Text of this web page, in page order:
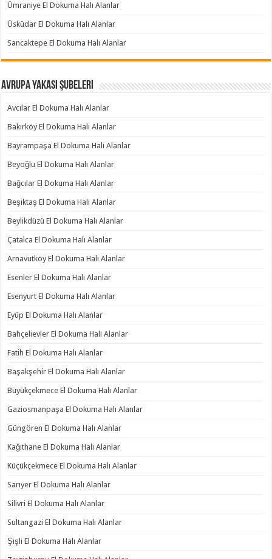
Ümraniye El Dokuma Halı Alanlar
Üsküdar El Dokuma Halı Alanlar
Sancaktepe El Dokuma Halı Alanlar
Avrupa Yakası Şubeleri
Avcılar El Dokuma Halı Alanlar
Bakırköy El Dokuma Halı Alanlar
Bayrampaşa El Dokuma Halı Alanlar
Beyoğlu El Dokuma Halı Alanlar
Bağcılar El Dokuma Halı Alanlar
Beşiktaş El Dokuma Halı Alanlar
Beylikdüzü El Dokuma Halı Alanlar
Çatalca El Dokuma Halı Alanlar
Arnavutköy El Dokuma Halı Alanlar
Esenler El Dokuma Halı Alanlar
Esenyurt El Dokuma Halı Alanlar
Eyüp El Dokuma Halı Alanlar
Bahçelievler El Dokuma Halı Alanlar
Fatih El Dokuma Halı Alanlar
Başakşehir El Dokuma Halı Alanlar
Büyükçekmece El Dokuma Halı Alanlar
Gaziosmanpaşa El Dokuma Halı Alanlar
Güngören El Dokuma Halı Alanlar
Kağıthane El Dokuma Halı Alanlar
Küçükçekmece El Dokuma Halı Alanlar
Sarıyer El Dokuma Halı Alanlar
Silivri El Dokuma Halı Alanlar
Sultangazi El Dokuma Halı Alanlar
Şişli El Dokuma Halı Alanlar